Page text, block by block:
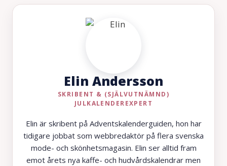
Elin Andersson
SKRIBENT & (SJÄLVUTNÄMND)
JULKALENDEREXPERT
Elin är skribent på Adventskalenderguiden, hon har
tidigare jobbat som webbredaktör på flera svenska
mode- och skönhetsmagasin. Elin ser alltid fram
emot årets nya kaffe- och hudvårdskalendrar men